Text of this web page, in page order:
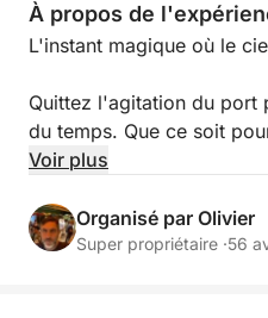
À propos de
L'instant magique où le
Quittez l'agitation du port
du temps. Que ce soit
mariage, un anniversaire
propose une navigation
spots de la Côte d’Azur.
Voir plus
Organisé par Olivier
Super propriétaire ·56